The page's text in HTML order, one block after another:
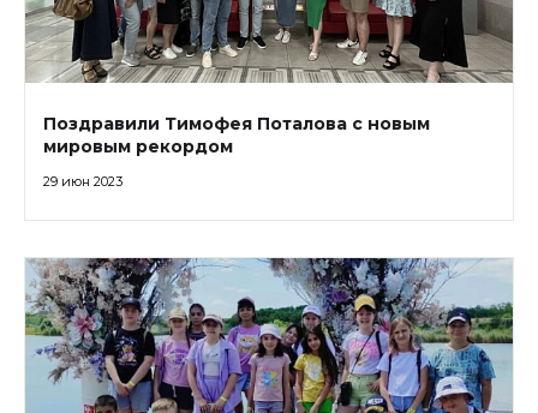
Поздравили Тимофея Поталова с новым
мировым рекордом
29 июн 2023